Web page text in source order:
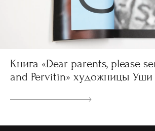
Книга «Dear parents, please
and Pervitin» художницы Уши